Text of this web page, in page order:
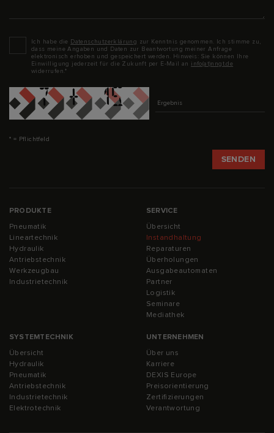
Datenschutz*
Ich habe die Datenschutzerklärung zur Kenntnis genommen. Ich stimme zu,
dass meine Angaben und Daten zur Beantwortung meiner Anfrage
elektronisch erhoben und gespeichert werden. Hinweis: Sie können Ihre
Einwilligung jederzeit für die Zukunft per E-Mail an info(at)nngt.de
widerrufen.*
Captcha
* = Pflichtfeld
PRODUKTE
Pneumatik
Lineartechnik
Hydraulik
Antriebstechnik
Werkzeugbau
Industrietechnik
SERVICE
Übersicht
Instandhaltung
Reparaturen
Überholungen
Ausgabeautomaten
Partner
Logistik
Seminare
Mediathek
SYSTEMTECHNIK
Übersicht
Hydraulik
Pneumatik
Antriebstechnik
Industrietechnik
Elektrotechnik
UNTERNEHMEN
Über uns
Karriere
DEXIS Europe
Preisorientierung
Zertifizierungen
Verantwortung